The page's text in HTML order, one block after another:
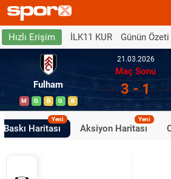
Hızlı Erişim İLK11 KUR Günün Özeti
Fulham
M G B G B
21.03.2026
Maç Sonu
3 - 1
Baskı Haritası
Yeni
Aksiyon Haritası
Yeni